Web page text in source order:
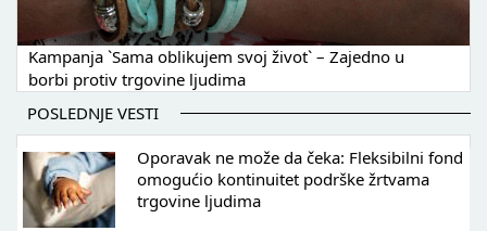
Kampanja `Sama oblikujem svoj život` – Zajedno u
borbi protiv trgovine ljudima
POSLEDNJE VESTI
Oporavak ne može da čeka: Fleksibilni fond
omogućio kontinuitet podrške žrtvama
trgovine ljudima